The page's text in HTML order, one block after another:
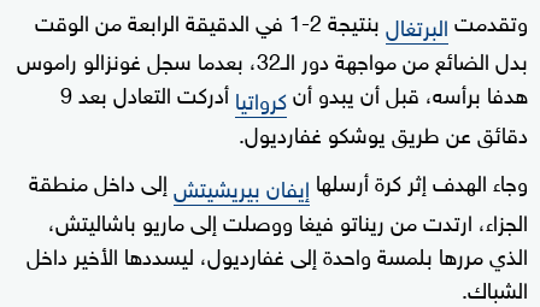
وتقدمتالبرتغال
بنتيجة 2-1 في الدقيقة الرابعة من الوقت
بدل الضائع من مواجهة دور الـ32، بعدما سجل غونزالو راموس
هدفا برأسه، قبل أن يبدو أنكرواتيا
أدركت التعادل بعد 9
دقائق عن طريق يوشكو غفارديول.
وجاء الهدف إثر كرة أرسلها إيفان بيريشيتشإلى داخل منطقة
الجزاء، ارتدت من ريناتو فيغا ووصلت إلى ماريو باشاليتش،
الذي مررها بلمسة واحدة إلى غفارديول، ليسددها الأخير داخل
الشباك.